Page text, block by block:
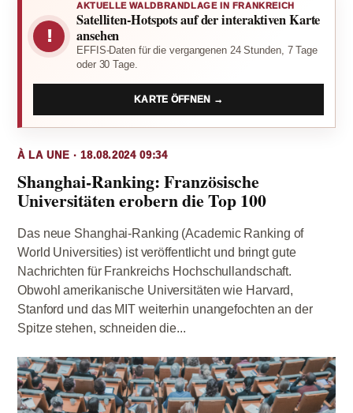
!
AKTUELLE WALDBRANDLAGE IN FRANKREICH
Satelliten-Hotspots auf der interaktiven Karte
ansehen
EFFIS-Daten für die vergangenen 24 Stunden, 7 Tage
oder 30 Tage.
KARTE ÖFFNEN →
À LA UNE · 18.08.2024 09:34
Shanghai-Ranking: Französische
Universitäten erobern die Top 100
Das neue Shanghai-Ranking (Academic Ranking of
World Universities) ist veröffentlicht und bringt gute
Nachrichten für Frankreichs Hochschullandschaft.
Obwohl amerikanische Universitäten wie Harvard,
Stanford und das MIT weiterhin unangefochten an der
Spitze stehen, schneiden die...